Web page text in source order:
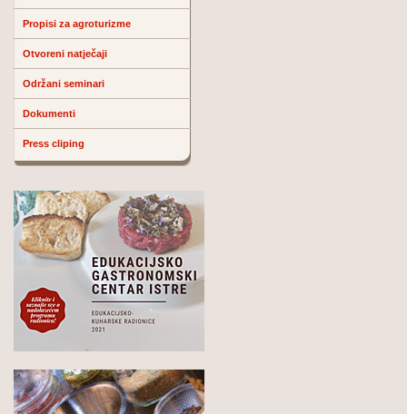
Propisi za agroturizme
Otvoreni natječaji
Održani seminari
Dokumenti
Press cliping